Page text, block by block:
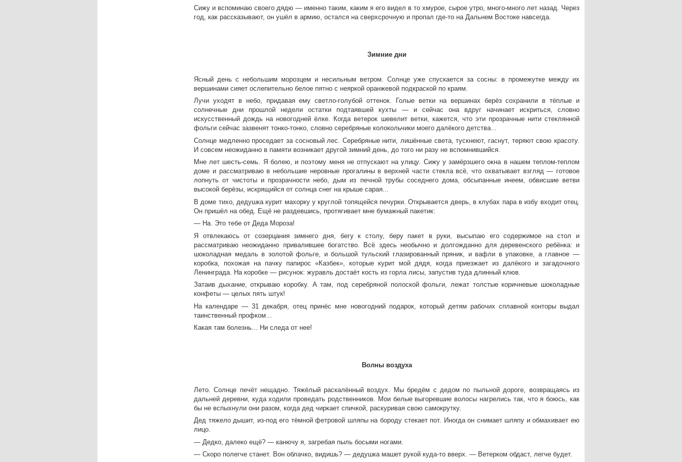
Сижу и вспоминаю своего дядю — именно таким, каким я его видел в то хмурое, сырое утро, много-много лет назад. Через
год, как рассказывают, он ушёл в армию, остался на сверхсрочную и пропал где-то на Дальнем Востоке навсегда.
Зимние дни
Ясный день с небольшим морозцем и несильным ветром. Солнце уже спускается за сосны: в промежутке между их
вершинами сияет ослепительно белое пятно с неяркой оранжевой подкраской по краям.
Лучи уходят в небо, придавая ему светло-голубой оттенок. Голые ветки на вершинах берёз сохранили в тёплые и
солнечные дни прошлой недели остатки подтаявшей кухты — и сейчас она вдруг начинает искриться, словно
искусственный дождь на новогодней ёлке. Когда ветерок шевелит ветки, кажется, что эти прозрачные нити стеклянной
фольги сейчас зазвенят тонко-тонко, словно серебряные колокольчики моего далёкого детства...
Солнце медленно проседает за сосновый лес. Серебряные нити, лишённые света, тускнеют, гаснут, теряют свою красоту.
И совсем неожиданно в памяти возникает другой зимний день, до того ни разу не вспомнившийся.
Мне лет шесть-семь. Я болею, и поэтому меня не отпускают на улицу. Сижу у замёрзшего окна в нашем теплом-теплом
доме и рассматриваю в небольшие неровные прогалины в верхней части стекла всё, что охватывает взгляд — готовое
лопнуть от чистоты и прозрачности небо, дым из печной трубы соседнего дома, обсыпанные инеем, обвисшие ветви
высокой берёзы, искрящийся от солнца снег на крыше сарая...
В доме тихо, дедушка курит махорку у круглой топящейся печурки. Открывается дверь, в клубах пара в избу входит отец.
Он пришёл на обед. Ещё не раздевшись, протягивает мне бумажный пакетик:
— На. Это тебе от Деда Мороза!
Я отвлекаюсь от созерцания зимнего дня, бегу к столу, беру пакет в руки, высыпаю его содержимое на стол и
рассматриваю неожиданно привалившее богатство. Всё здесь необычно и долгожданно для деревенского ребёнка: и
шоколадная медаль в золотой фольге, и большой тульский глазированный пряник, и вафли в упаковке, а главное —
коробка, похожая на пачку папирос «Казбек», которые курит мой дядя, когда приезжает из далёкого и загадочного
Ленинграда. На коробке — рисунок: журавль достаёт кость из горла лисы, запустив туда длинный клюв.
Затаив дыхание, открываю коробку. А там, под серебряной полоской фольги, лежат толстые коричневые шоколадные
конфеты — целых пять штук!
На календаре — 31 декабря, отец принёс мне новогодний подарок, который детям рабочих сплавной конторы выдал
таинственный профком...
Какая там болезнь... Ни следа от нее!
Волны воздуха
Лето. Солнце печёт нещадно. Тяжёлый раскалённый воздух. Мы бредём с дедом по пыльной дороге, возвращаясь из
дальней деревни, куда ходили проведать родственников. Мои белые выгоревшие волосы нагрелись так, что я боюсь, как
бы не вспыхнули они разом, когда дед чиркает спичкой, раскуривая свою самокрутку.
Дед тяжело дышит, из-под его тёмной фетровой шляпы на бороду стекает пот. Иногда он снимает шляпу и обмахивает ею
лицо.
— Дедко, далеко ещё? — канючу я, загребая пыль босыми ногами.
— Скоро полегче станет. Вон облачко, видишь? — дедушка машет рукой куда-то вверх. — Ветерком обдаст, легче будет.